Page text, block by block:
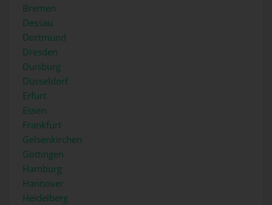
Bremen
Dessau
Dortmund
Dresden
Duisburg
Düsseldorf
Erfurt
Essen
Frankfurt
Gelsenkirchen
Göttingen
Hamburg
Hannover
Heidelberg